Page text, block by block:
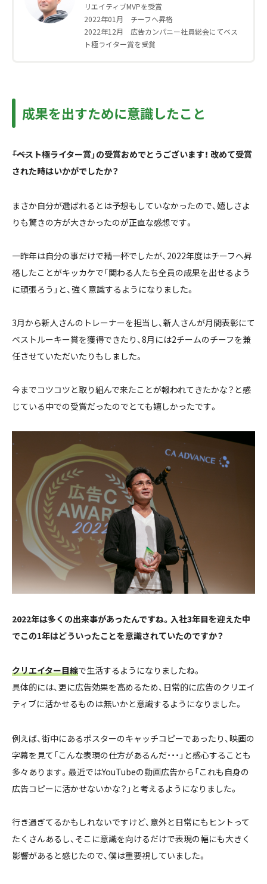
リエイティブMVPを受賞
2022年01月 チーフへ昇格
2022年12月 広告カンパニー社員総会にてベス
ト極ライター賞を受賞
成果を出すために意識したこと
――「ベスト極ライター賞」の受賞おめでとうございます！ 改めて受賞
された時はいかがでしたか？
まさか自分が選ばれるとは予想もしていなかったので、嬉しさよ
りも驚きの方が大きかったのが正直な感想です。
一昨年は自分の事だけで精一杯でしたが、2022年度はチーフへ昇
格したことがキッカケで「関わる人たち全員の成果を出せるよう
に頑張ろう」と、強く意識するようになりました。
3月から新人さんのトレーナーを担当し、新人さんが月間表彰にて
ベストルーキー賞を獲得できたり、8月には2チームのチーフを兼
任させていただいたりもしました。
今までコツコツと取り組んで来たことが報われてきたかな？と感
じている中での受賞だったのでとても嬉しかったです。
――2022年は多くの出来事があったんですね。入社3年目を迎えた中
でこの1年はどういったことを意識されていたのですか？
クリエイター目線で生活するようになりましたね。
具体的には、更に広告効果を高めるため、日常的に広告のクリエイ
ティブに活かせるものは無いかと意識するようになりました。
例えば、街中にあるポスターのキャッチコピーであったり、映画の
字幕を見て「こんな表現の仕方があるんだ・・・」と感心することも
多々あります。最近ではYouTubeの動画広告から「これも自身の
広告コピーに活かせないかな？」と考えるようになりました。
行き過ぎてるかもしれないですけど、意外と日常にもヒントって
たくさんあるし、そこに意識を向けるだけで表現の幅にも大きく
影響があると感じたので、僕は重要視していました。